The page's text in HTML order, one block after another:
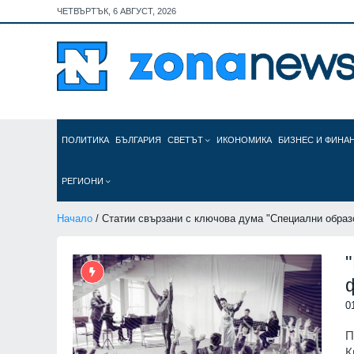
ЧЕТВЪРТЪК, 6 АВГУСТ, 2026
ПОЛИТИКА БЪЛГАРИЯ СВЕТЪТ ИКОНОМИКА БИЗНЕС И
РЕГИОНИ
Начало / Статии свързани с ключова дума "Специални